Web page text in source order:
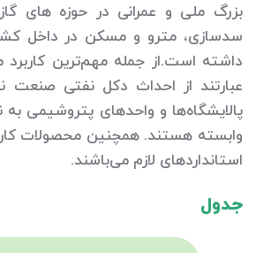
بزرگ ملی و عمرانی در حوزه های
سدسازی، مترو و مسکن در داخل
عبارتند از احداث دکل نفتی صنعت
پالایشگاه‌ها و واحد‌های پتروشیمی
وابسته هستند. همچنین محصولات
استانداردهای لازم می‌باشند.
جدول